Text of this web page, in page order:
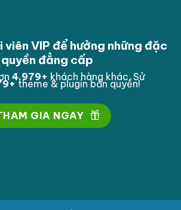
viên VIP để hưởng những đặc
quyền đẳng cấp
4,998+ khách hàng khác. Sử
+theme & plugin bản quyền!
GIA NGAY